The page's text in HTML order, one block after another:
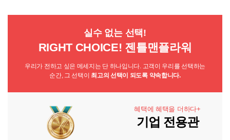
실수 없는 선택!
RIGHT CHOICE! 젠틀맨플라워
우리가 전하고 싶은 메세지는 단 하나입니다. 고객이 우리를 선택하는
순간, 그 선택이 최고의 선택이 되도록 약속합니다.
혜택에 혜택을 더하다+
기업 전용관